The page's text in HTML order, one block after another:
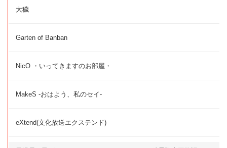
大穢
Garten of Banban
NicO ・いってきますのお部屋・
MakeS -おはよう、私のセイ-
eXtend(文化放送エクステンド)